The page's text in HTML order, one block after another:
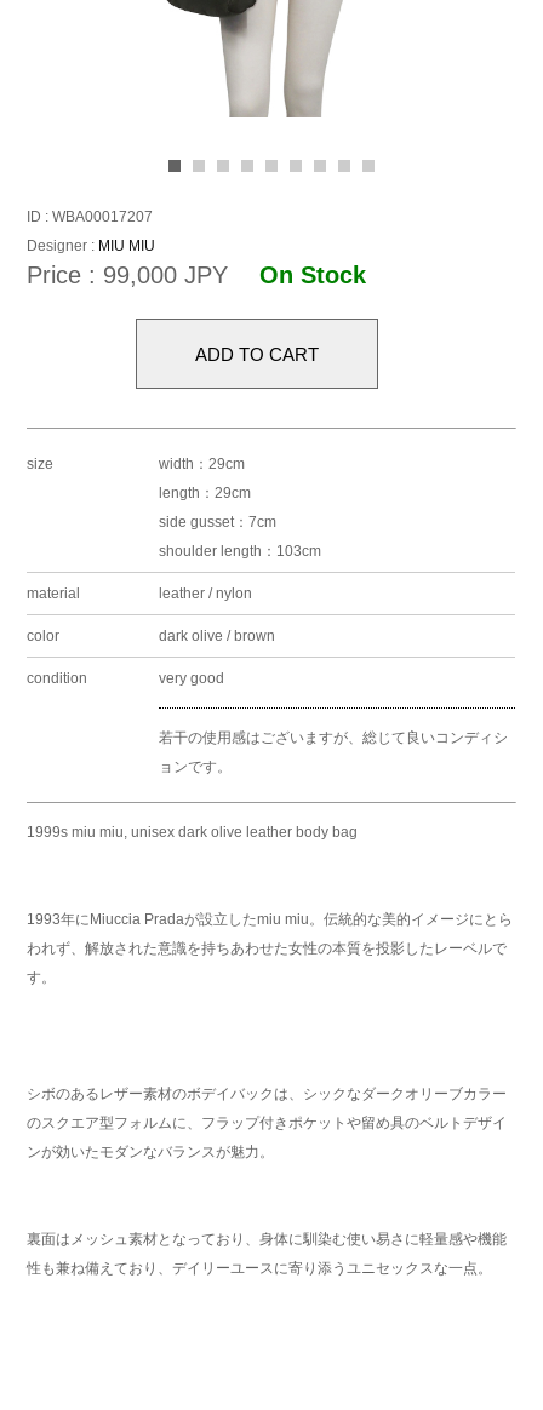
ID : WBA00017207
Designer : MIU MIU
Price : 99,000 JPYOn Stock
size
width：29cm
length：29cm
side gusset：7cm
shoulder length：103cm
material leather / nylon
color dark olive / brown
condition very good
若干の使用感はございますが、総じて良いコンディシ
ョンです。
1999s miu miu, unisex dark olive leather body bag
1993年にMiuccia Pradaが設立したmiu miu。伝統的な美的イメージにとら
われず、解放された意識を持ちあわせた女性の本質を投影したレーベルで
す。
シボのあるレザー素材のボデイバックは、シックなダークオリーブカラー
のスクエア型フォルムに、フラップ付きポケットや留め具のベルトデザイ
ンが効いたモダンなバランスが魅力。
裏面はメッシュ素材となっており、身体に馴染む使い易さに軽量感や機能
性も兼ね備えており、デイリーユースに寄り添うユニセックスな一点。